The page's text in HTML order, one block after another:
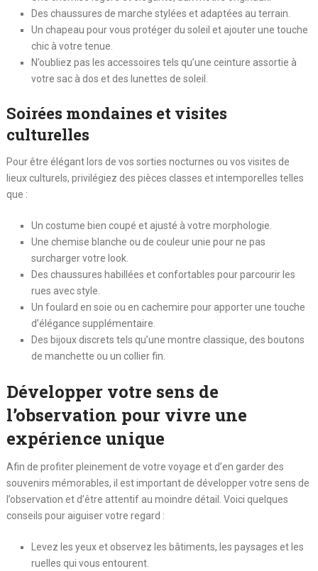
Des chaussures de marche stylées et adaptées au terrain.
Un chapeau pour vous protéger du soleil et ajouter une touche
chic à votre tenue.
N’oubliez pas les accessoires tels qu’une ceinture assortie à
votre sac à dos et des lunettes de soleil.
Soirées mondaines et visites
culturelles
Pour être élégant lors de vos sorties nocturnes ou vos visites de
lieux culturels, privilégiez des pièces classes et intemporelles telles
que :
Un costume bien coupé et ajusté à votre morphologie.
Une chemise blanche ou de couleur unie pour ne pas
surcharger votre look.
Des chaussures habillées et confortables pour parcourir les
rues avec style.
Un foulard en soie ou en cachemire pour apporter une touche
d’élégance supplémentaire.
Des bijoux discrets tels qu’une montre classique, des boutons
de manchette ou un collier fin.
Développer votre sens de
l’observation pour vivre une
expérience unique
Afin de profiter pleinement de votre voyage et d’en garder des
souvenirs mémorables, il est important de développer votre sens de
l’observation et d’être attentif au moindre détail. Voici quelques
conseils pour aiguiser votre regard :
Levez les yeux et observez les bâtiments, les paysages et les
ruelles qui vous entourent.